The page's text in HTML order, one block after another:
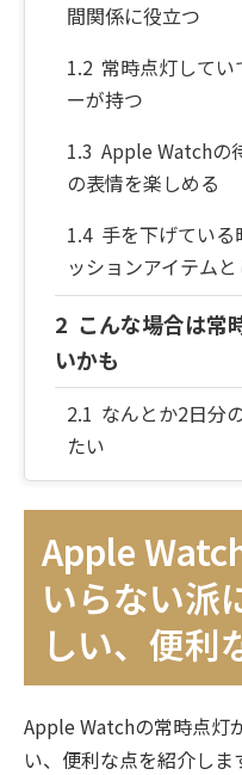
間関係に役立つ
常時点灯してい
ーが持つ
Apple Watchの
の表情を楽しめる
手を下げてい
ッションアイテム
こんな場合は常
いかも
なんとか2日分
たい
映画を見に行
り替えるのがめん
Apple Watchの
まとめ
Apple
いらない派
しい、便利
Apple Watchの常時点灯
い、便利な点を紹介しま